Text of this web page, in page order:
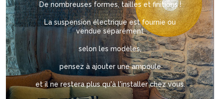
De nombreuses formes, tailles et finitions !
La suspension électrique est fournie ou
vendue séparément
selon les modèles,
pensez à ajouter une ampoule
et il ne restera plus qu'à l'installer chez vous.